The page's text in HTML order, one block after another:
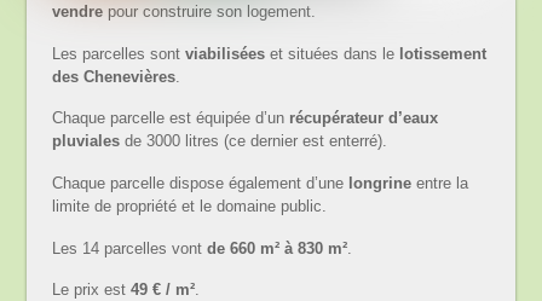
vendrepour construire son logement.
Les parcelles sont viabiliséeset situées dans le lotissement
des Chenevières.
Chaque parcelle est équipée d’un récupérateur d’eaux
pluvialesde 3000 litres (ce dernier est enterré).
Chaque parcelle dispose également d’une longrineentre la
limite de propriété et le domaine public.
Les 14 parcelles vont de 660 m² à 830 m².
Le prix est 49 € / m².